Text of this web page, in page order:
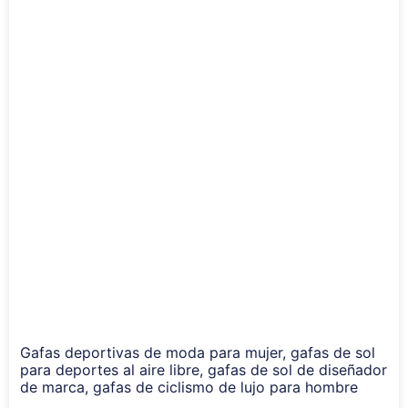
Gafas deportivas de moda para mujer, gafas de sol
para deportes al aire libre, gafas de sol de diseñador
de marca, gafas de ciclismo de lujo para hombre